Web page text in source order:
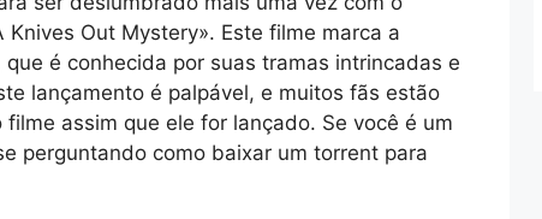
Out Mystery». Este filme marca a
é conhecida por suas tramas intrincadas e
lançamento é palpável, e muitos fãs estão
assim que ele for lançado. Se você é um
perguntando como baixar um torrent para